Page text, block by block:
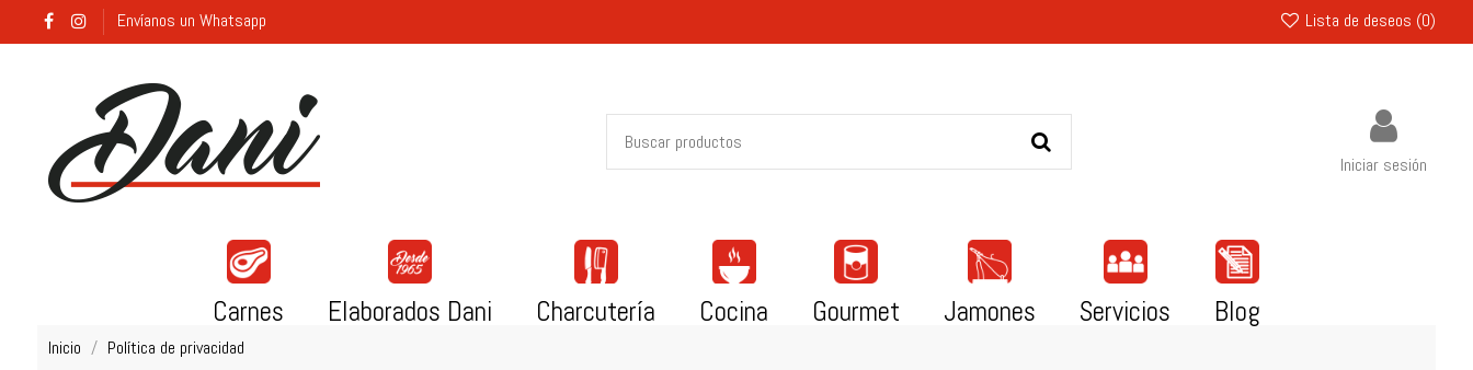
Envíanos un Whatsapp Lista de deseos (0)
Iniciar sesión
Carnes Elaborados Dani Charcutería Cocina Gourmet Jamones Servicios Blog
Inicio Política de privacidad